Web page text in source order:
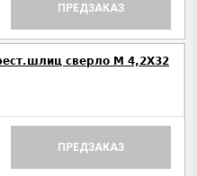
ПРЕДЗАКАЗ
сверло М 4,2Х32
ПРЕДЗАКАЗ